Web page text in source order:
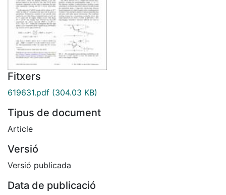
Fitxers
619631.pdf (304.03 KB)
Tipus de document
Article
Versió
Versió publicada
Data de publicació